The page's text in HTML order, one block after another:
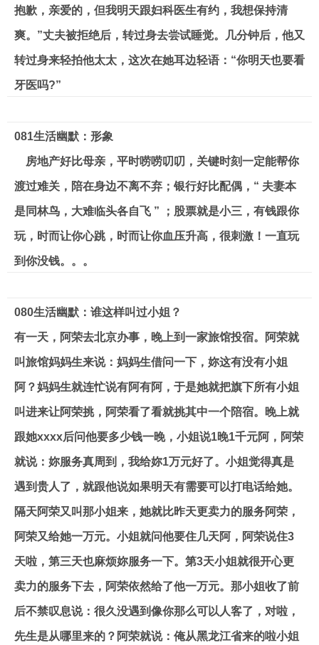
抱歉，亲爱的，但我明天跟妇科医生有约，我想保持清
爽。”丈夫被拒绝后，转过身去尝试睡觉。几分钟后，他又
转过身来轻拍他太太，这次在她耳边轻语：“你明天也要看
牙医吗?”
081生活幽默：形象
房地产好比母亲，平时唠唠叨叨，关键时刻一定能帮你
渡过难关，陪在身边不离不弃；银行好比配偶，“ 夫妻本
是同林鸟，大难临头各自飞 ” ；股票就是小三，有钱跟你
玩，时而让你心跳，时而让你血压升高，很刺激！一直玩
到你没钱。。。
080生活幽默：谁这样叫过小姐？
有一天，阿荣去北京办事，晚上到一家旅馆投宿。阿荣就
叫旅馆妈妈生来说：妈妈生借问一下，妳这有没有小姐
阿？妈妈生就连忙说有阿有阿，于是她就把旗下所有小姐
叫进来让阿荣挑，阿荣看了看就挑其中一个陪宿。晚上就
跟她xxxx后问他要多少钱一晚，小姐说1晚1千元阿，阿荣
就说：妳服务真周到，我给妳1万元好了。小姐觉得真是
遇到贵人了，就跟他说如果明天有需要可以打电话给她。
隔天阿荣又叫那小姐来，她就比昨天更卖力的服务阿荣，
阿荣又给她一万元。小姐就问他要住几天阿，阿荣说住3
天啦，第三天也麻烦妳服务一下。第3天小姐就很开心更
卖力的服务下去，阿荣依然给了他一万元。那小姐收了前
后不禁叹息说：很久没遇到像你那么可以人客了，对啦，
先生是从哪里来的？阿荣就说：俺从黑龙江省来的啦小姐